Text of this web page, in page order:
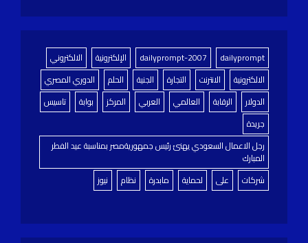
dailyprompt
dailyprompt-2007 الإلكترونية
الالكتروني
الالكترونية
الانترنت التجارة الجنية الحلم
الدوري المصري
الدولار
الرقابة العالمي العربي المركز بوابة
تاسيس
جريدة
رجل الاعمال السعودي يهنئ رئيس جمهوريةمصر بمناسبة عيد الفطر
المبارك
شركات
على لحماية مابدرة نظام نيوز